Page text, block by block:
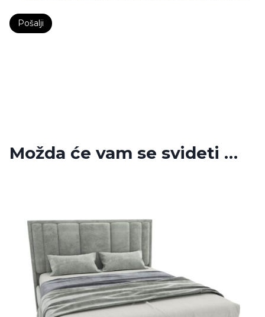
Možda će vam se svideti …